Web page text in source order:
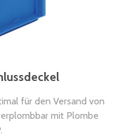
für den Versand von
mit Plombe